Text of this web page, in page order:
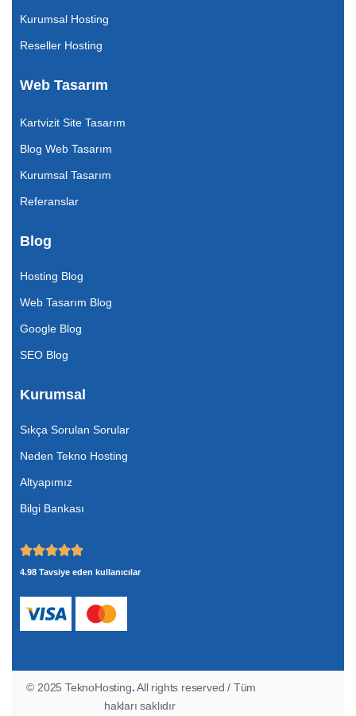
Kurumsal Hosting
Reseller Hosting
Web Tasarım
Kartvizit Site Tasarım
Blog Web Tasarım
Kurumsal Tasarım
Referanslar
Blog
Hosting Blog
Web Tasarım Blog
Google Blog
SEO Blog
Kurumsal
Sıkça Sorulan Sorular
Neden Tekno Hosting
Altyapımız
Bilgi Bankası
4.98 Tavsiye eden kullanıcılar
© 2025 TeknoHosting.All rights reserved / Tüm
hakları saklıdır